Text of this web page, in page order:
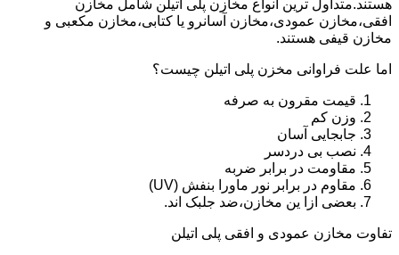
هستند.متداول ترین انواع مخازن پلی اتیلن شامل مخازن
افقی،مخازن عمودی،مخازن آسانرو یا کتابی،مخازن مکعبی و
مخازن قیفی هستند.
اما علت فراوانی مخزن پلی اتیلن چیست؟
قیمت مقرون به صرفه
وزن کم
جابجایی آسان
نصب بی دردسر
مقاومت در برابر ضربه
مقاوم در برابر نور ماورا بنفش (UV)
بعضی ازا ین مخازن،ضد جلبک اند.
تفاوت مخازن عمودی و افقی پلی اتیلن